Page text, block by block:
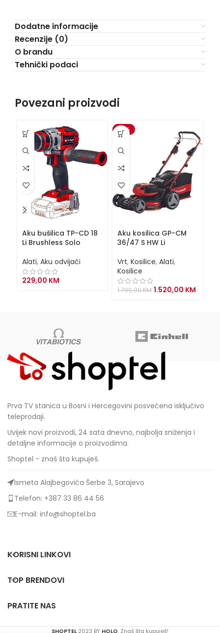
Dodatne informacije
Recenzije (0)
O brandu
Tehnički podaci
Povezani proizvodi
Aku bušilica TP-CD 18
Li Brushless Solo
Alati, Aku odvijači
229,00 KM
-15%
Aku kosilica GP-CM
36/47 S HW Li
Vrt, Kosilice, Alati,
Kosilice
1.790,00KM Original
1.520,00 KM
Prva TV stanica u Bosni i Hercegovini posvećena isključivo
teleprodaji.
Uvijek novi proizvodi, 24 sata dnevno, najbolja sniženja i
detaljne informacije o proizvodima.
Shoptel - znaš šta kupuješ.
Ismeta Alajbegovića Šerbe 3, Sarajevo
Telefon: +387 33 86 44 56
E-mail: info@shoptel.ba
KORISNI LINKOVI
TOP BRENDOVI
PRATITE NAS
SHOPTEL 2023 BY HOLO. Znaš šta kupuješ!